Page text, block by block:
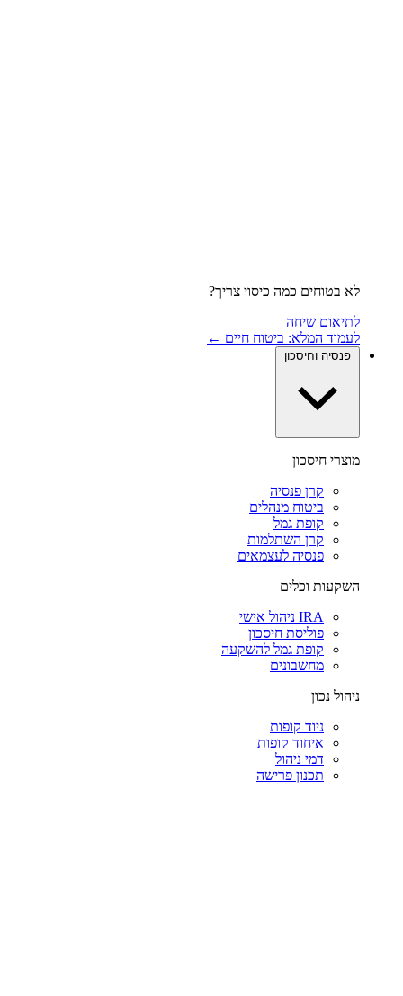
לא בטוחים כמה כיסוי צריך?
לתיאום שיחה
לעמוד המלא: ביטוח חיים ←
פנסיה וחיסכון
מוצרי חיסכון
קרן פנסיה
ביטוח מנהלים
קופת גמל
קרן השתלמות
פנסיה לעצמאים
השקעות וכלים
IRA ניהול אישי
פוליסת חיסכון
קופת גמל להשקעה
מחשבונים
ניהול נכון
ניוד קופות
איחוד קופות
דמי ניהול
תכנון פרישה